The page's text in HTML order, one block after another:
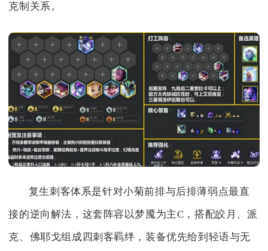
克制关系。
复生刺客体系是针对小菊前排与后排薄弱点最直
接的逆向解法，这套阵容以梦魇为主C，搭配皎月、派
克、佛耶戈组成四刺客羁绊，装备优先给到轻语与无